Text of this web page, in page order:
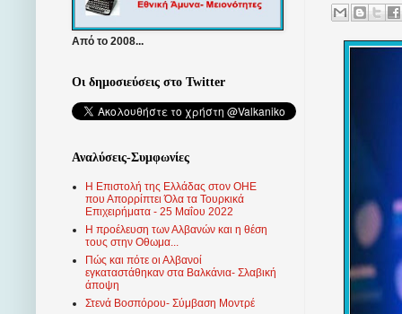
Από το 2008...
Οι δημοσιεύσεις στο Twitter
Αναλύσεις-Συμφωνίες
Η Επιστολή της Ελλάδας στον ΟΗΕ
που Απορρίπτει Όλα τα Τουρκικά
Επιχειρήματα - 25 Μαΐου 2022
Η προέλευση των Αλβανών και η θέση
τους στην Οθωμα...
Πώς και πότε οι Αλβανοί
εγκαταστάθηκαν στα Βαλκάνια- Σλαβική
άποψη
Στενά Βοσπόρου- Σύμβαση Μοντρέ